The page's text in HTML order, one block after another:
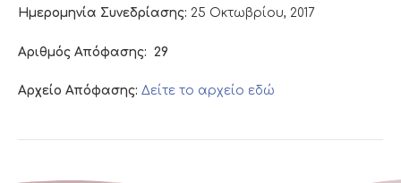
Ημερομηνία Συνεδρίασης: 25 Οκτωβρίου, 2017
Αριθμός Απόφασης: 29
Αρχείο Απόφασης: Δείτε το αρχείο εδώ